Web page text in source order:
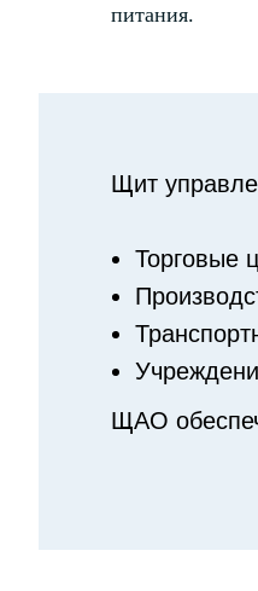
питания.
Щит
Торговые
ЩАО